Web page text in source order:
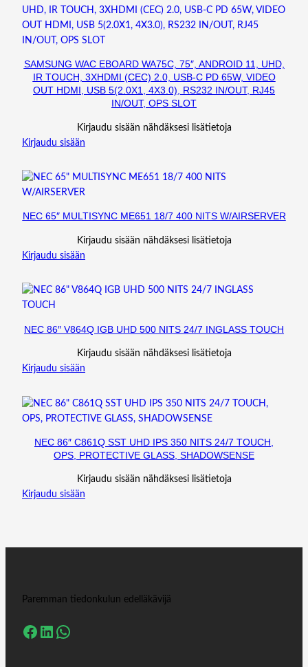
SAMSUNG WAC EBOARD WA75C, 75″, ANDROID 11, UHD,
IR TOUCH, 3XHDMI (CEC) 2.0, USB-C PD 65W, VIDEO
OUT HDMI, USB 5(2.0X1, 4X3.0), RS232 IN/OUT, RJ45
IN/OUT, OPS SLOT
Kirjaudu sisään nähdäksesi lisätietoja
Kirjaudu sisään
NEC 65″ MULTISYNC ME651 18/7 400 NITS W/AIRSERVER
Kirjaudu sisään nähdäksesi lisätietoja
Kirjaudu sisään
NEC 86″ V864Q IGB UHD 500 NITS 24/7 INGLASS TOUCH
Kirjaudu sisään nähdäksesi lisätietoja
Kirjaudu sisään
NEC 86″ C861Q SST UHD IPS 350 NITS 24/7 TOUCH,
OPS, PROTECTIVE GLASS, SHADOWSENSE
Kirjaudu sisään nähdäksesi lisätietoja
Kirjaudu sisään
Paremman tiedonkulun edelläkävijä
Facebook LinkedIn WhatsApp